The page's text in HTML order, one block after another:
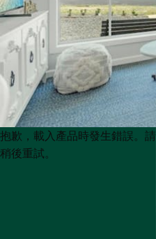
Product
List
Product
List
抱歉，載入產品時發生錯誤。請
稍後重試。